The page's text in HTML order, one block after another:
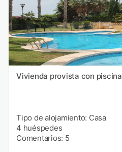
Vivienda provista con piscina
Tipo de alojamiento: Casa
4 huéspedes
Comentarios: 5